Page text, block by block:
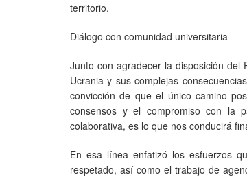
territorio.
Diálogo con comunidad universitaria
Junto con agradecer la disposición del
Ucrania y sus complejas
convicción de que el único camino
consensos y el compromiso con la
colaborativa, es lo que nos conducirá
En esa línea enfatizó los esfuerzos
respetado, así como el trabajo de